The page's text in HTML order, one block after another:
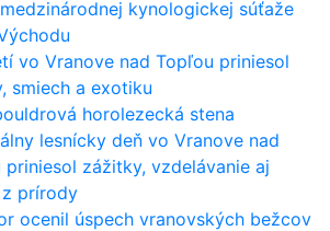
kynologickej súťaže
vo Vranove nad Topľou priniesol
smiech a exotiku
horolezecká stena
lesnícky deň vo Vranove nad
priniesol zážitky, vzdelávanie aj
prírody
ocenil úspech vranovských bežcov